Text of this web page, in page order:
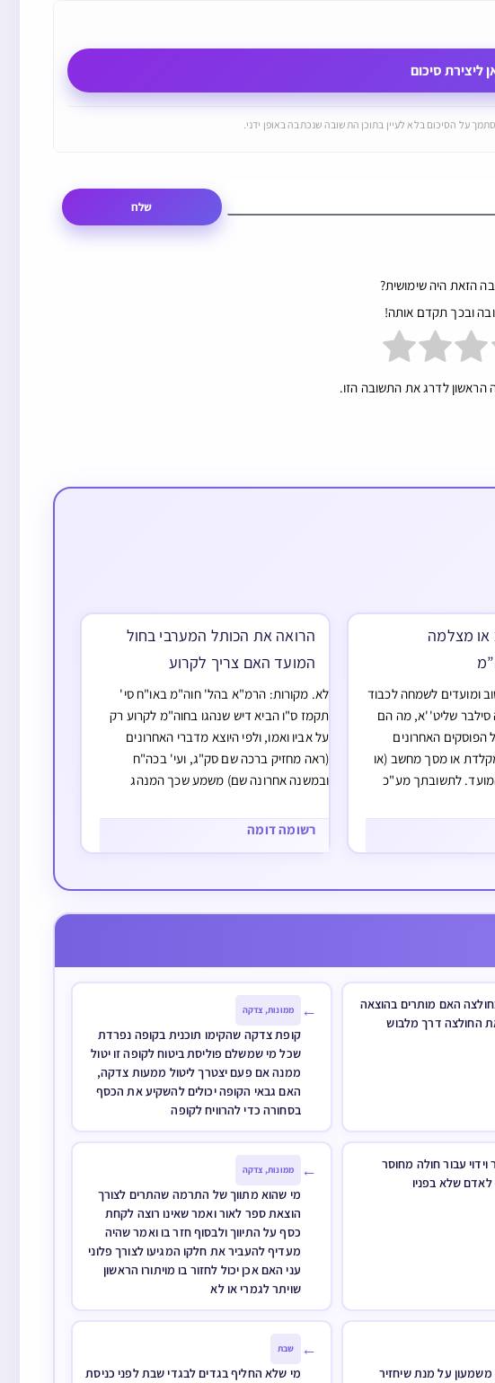
ליצירת סיכום
על הסיכום בלא לעיין בתוכן התשובה שנכתבה באופן ידני.
שלח
הזאת היה שימושית?
ובכך תקדם אותה!
הראשון לדרג את התשובה הזו.
מצלמה
ומועדים לשמחה לכבוד
שליט''א, מה הם
הפוסקים האחרונים
או מסך מחשב (או
לתשובתך מע"כ
יו"ט הראשון של פסח
הרואה את הכותל המערבי בחול
המועד האם צריך לקרוע
לא. מקורות: הרמ"א בהל' חוה"מ באו"ח סי'
תקמז ס"ו הביא דיש שנהגו בחוה"מ לקרוע רק
על אביו ואמו, ולפי היוצא מדברי האחרונים
(ראה מחזיק ברכה שם סק"ג, ועי' בכה"ח
ובמשנה אחרונה שם) משמע שכך המנהג
על אביו ואמו, ולפ"ז לכאורה כ"ש דקריעה…
רשומה דומה
האם מותרים בהוצאה
החולצה דרך מלבוש
← ממונות, צדקה
קופת צדקה שהקימו תוכנית בקופה נפרדת
שכל מי שמשלם פוליסת ביטוח לקופה זו יטול
ממנה אם פעם יצטרך ליטול ממעות צדקה,
האם גבאי הקופה יכולים להשקיע את הכסף
בסחורה כדי להרוויח לקופה
עבור חולה מחוסר
לאדם שלא בפניו
← ממונות, צדקה
מי שהוא מתווך של התרמה שהתרים לצורך
הוצאת ספר לאור ואמר שאינו רוצה לקחת
כסף על התיווך ולבסוף חזר בו ואמר שהיה
מעדיף להעביר את חלקו המגיעו לצורך פלוני
עני האם אכן יכול לחזור בו מויתורו הראשון
שויתר לגמרי או לא
משמעון על מנת שיחזיר
← שבת
מי שלא החליף בגדים לבגדי שבת לפני כניסת